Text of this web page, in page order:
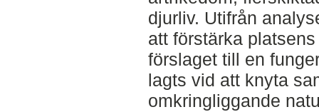
djurliv. Utifrån
att förstärka
förslaget till en
lagts vid att knyta
omkringliggande